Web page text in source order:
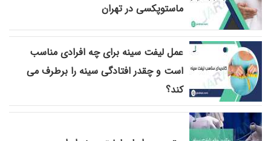
ماستوپکسی در تهران
عمل لیفت سینه برای چه افرادی مناسب
است و چقدر افتادگی سینه را برطرف می
کند؟